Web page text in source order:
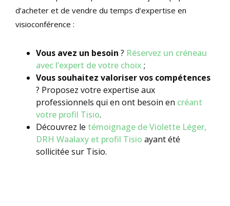
d’acheter et de vendre du temps d’expertise en
visioconférence :
Vous avez un besoin ? Réservez un créneau
avec l’expert de votre choix ;
Vous souhaitez valoriser vos compétences
? Proposez votre expertise aux
professionnels qui en ont besoin en créant
votre profil Tisio.
Découvrez le témoignage de Violette Léger,
DRH Waalaxy et profil Tisio ayant été
sollicitée sur Tisio.